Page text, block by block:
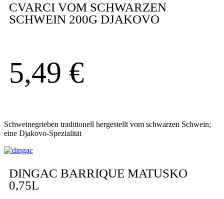
CVARCI VOM SCHWARZEN
SCHWEIN 200G DJAKOVO
5,49 €
Schweinegrieben traditionell hergestellt vom schwarzen Schwein;
eine Djakovo-Spezialität
DINGAC BARRIQUE MATUSKO
0,75L